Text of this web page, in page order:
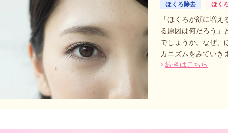
ほくろ除去 ほく
「ほくろが顔に増
る原因は何だろう」
でしょうか。なぜ、
カニズムをみていき
続きはこちら